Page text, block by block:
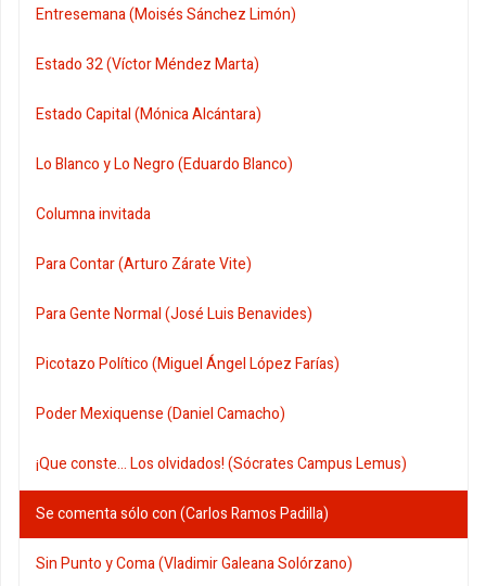
Entresemana (Moisés Sánchez Limón)
Estado 32 (Víctor Méndez Marta)
Estado Capital (Mónica Alcántara)
Lo Blanco y Lo Negro (Eduardo Blanco)
Columna invitada
Para Contar (Arturo Zárate Vite)
Para Gente Normal (José Luis Benavides)
Picotazo Político (Miguel Ángel López Farías)
Poder Mexiquense (Daniel Camacho)
¡Que conste... Los olvidados! (Sócrates Campus Lemus)
Se comenta sólo con (Carlos Ramos Padilla)
Sin Punto y Coma (Vladimir Galeana Solórzano)